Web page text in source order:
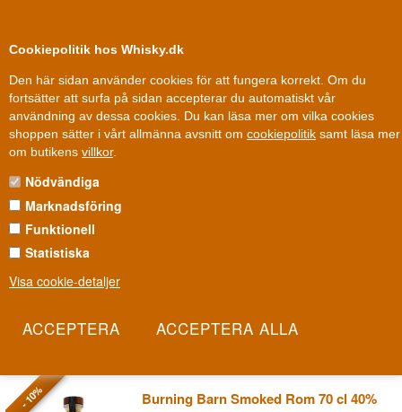
Cookiepolitik hos Whisky.dk
Den här sidan använder cookies för att fungera korrekt. Om du
fortsätter att surfa på sidan accepterar du automatiskt vår
användning av dessa cookies. Du kan läsa mer om vilka cookies
shoppen sätter i vårt allmänna avsnitt om cookiepolitik samt läsa mer
om butikens villkor.
Nödvändiga
Marknadsföring
Funktionell
Statistiska
Visa cookie-detaljer
100 % Danskägt Ägt och drivet i Danmark
Rom»Destillerier / Romhus
BURNING BARN ROM
En rom vars namn målar upp en bild av en brinnande lada och en
rustik, lantlig atmosfär - varm, sötmefylld och fatpräglad. Burning
på amerikansk lantlig estetik snarare än en karibisk berättelse. Det
snarare än palmer.
- 10% Burning Barn Smoked Rom 70 cl 40%